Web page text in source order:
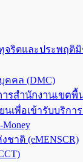
ทุจริตและประพฤติ
คคล (DMC)
สำนักงานเขตพื้น
เพื่อเข้ารับบริกา
าติ (eMENSCR)